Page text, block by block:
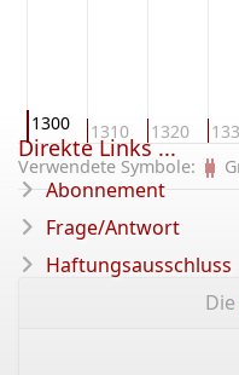
1300 1310 1320
Verwendete Symbole:
Die
Direkte Links ...
Abonnement
Frage/Antwort
Haftungsausschluss